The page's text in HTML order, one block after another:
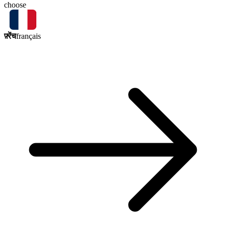
choose
फ़्रेंचfrançais